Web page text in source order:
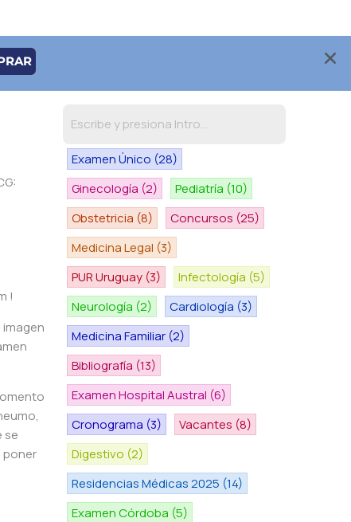
!
se
poner
Examen Único (28)
Ginecología (2) Pediatría (10)
Obstetricia (8) Concursos (25)
Medicina Legal (3)
PUR Uruguay (3) Infectología (5)
Neurología (2) Cardiología (3)
Medicina Familiar (2)
Bibliografía (13)
Examen Hospital Austral (6)
Cronograma (3) Vacantes (8)
Digestivo (2)
Residencias Médicas 2025 (14)
Examen Córdoba (5)